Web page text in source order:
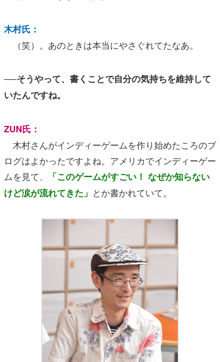
木村氏：
（笑）。あのときは本当にやさぐれてたなあ。
──そうやって、書くことで自分の気持ちを維持して
いたんですね。
ZUN氏：
木村さんがインディーゲームを作り始めたころのブ
ログはよかったですよね。アメリカでインディーゲー
ムを見て、
「このゲームがすごい！ なぜか知らない
けど涙が流れてきた」 とか書かれていて。